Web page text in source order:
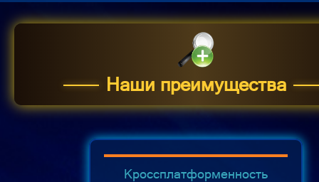
Наши преимущества
Кроссплатформенность